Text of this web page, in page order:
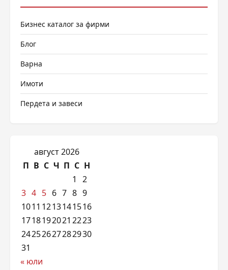
Бизнес каталог за фирми
Блог
Варна
Имоти
Пердета и завеси
август 2026
П В С Ч П С Н
1
2
3 4 5 6 7 8 9
1011 1213141516
1718192021 2223
24252627282930
31
« юли